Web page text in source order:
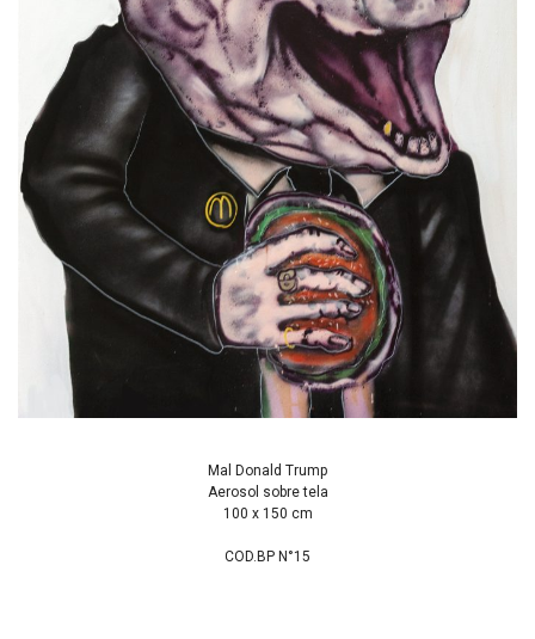
Mal Donald Trump
Aerosol sobre tela
100 x 150 cm
COD.BP N°15